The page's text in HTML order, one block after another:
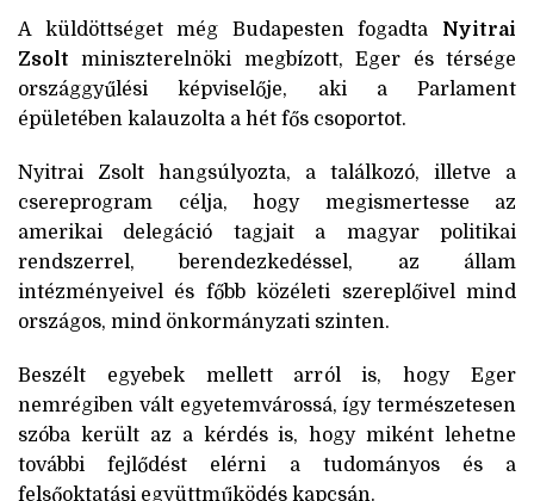
A küldöttséget még Budapesten fogadta Nyitrai
Zsolt miniszterelnöki megbízott, Eger és térsége
országgyűlési képviselője, aki a Parlament
épületében kalauzolta a hét fős csoportot.
Nyitrai Zsolt hangsúlyozta, a találkozó, illetve a
csereprogram célja, hogy megismertesse az
amerikai delegáció tagjait a magyar politikai
rendszerrel, berendezkedéssel, az állam
intézményeivel és főbb közéleti szereplőivel mind
országos, mind önkormányzati szinten.
Beszélt egyebek mellett arról is, hogy Eger
nemrégiben vált egyetemvárossá, így természetesen
szóba került az a kérdés is, hogy miként lehetne
további fejlődést elérni a tudományos és a
felsőoktatási együttműködés kapcsán.